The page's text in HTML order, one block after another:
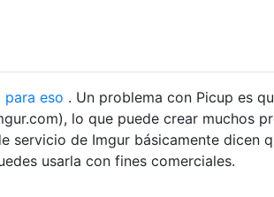
eso . Un problema con Picup es
lo que puede crear muchos
servicio de Imgur básicamente dicen
usarla con fines comerciales.